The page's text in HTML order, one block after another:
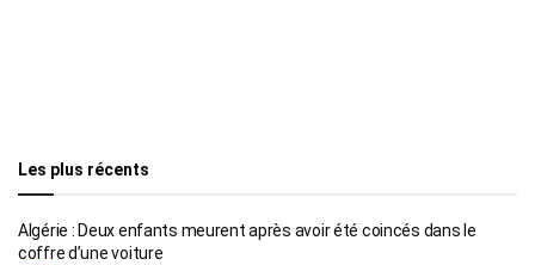
Les plus récents
Algérie : Deux enfants meurent après avoir été coincés dans le
coffre d’une voiture